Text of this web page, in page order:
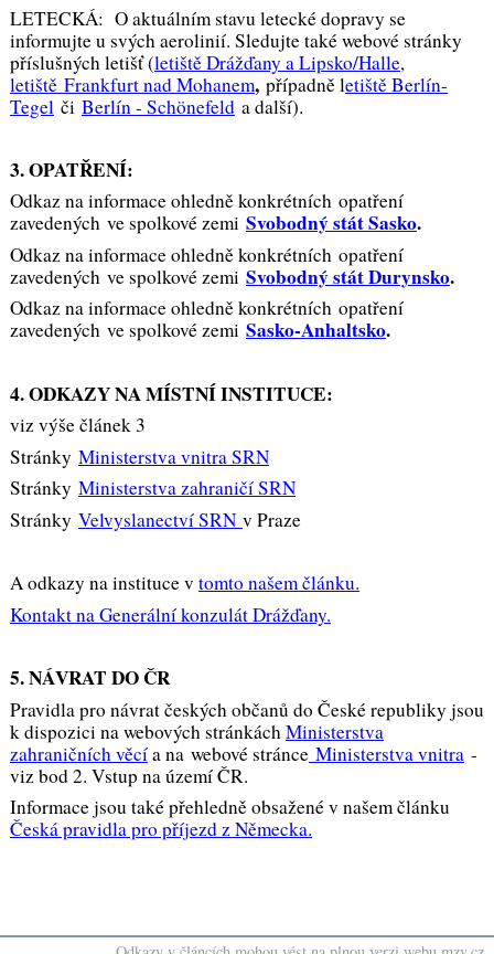
LETECKÁ: O aktuálním stavu letecké dopravy se
informujte u svých aerolinií. Sledujte také webové stránky
příslušných letišť (letiště Drážďany a Lipsko/Halle,
letiště Frankfurt nad Mohanem, případně letiště Berlín-
Tegel či Berlín - Schönefelda další).
3. OPATŘENÍ:
Odkaz na informace ohledně konkrétních opatření
zavedených ve spolkové zemi Svobodný stát Sasko.
Odkaz na informace ohledně konkrétních opatření
zavedených ve spolkové zemi Svobodný stát Durynsko.
Odkaz na informace ohledně konkrétních opatření
zavedených ve spolkové zemi Sasko-Anhaltsko.
4. ODKAZY NA MÍSTNÍ INSTITUCE:
viz výše článek 3
Stránky Ministerstva vnitra SRN
Stránky Ministerstva zahraničí SRN
Stránky Velvyslanectví SRN v Praze
A odkazy na instituce v tomto našem článku.
Kontakt na Generální konzulát Drážďany.
5. NÁVRAT DO ČR
Pravidla pro návrat českých občanů do České republiky jsou
k dispozici na webových stránkách Ministerstva
zahraničních věcía na webové stránceMinisterstva vnitra-
viz bod 2. Vstup na území ČR.
Informace jsou také přehledně obsažené v našem článku
Česká pravidla pro příjezd z Německa.